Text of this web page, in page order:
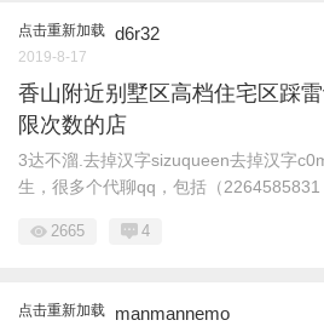
点击重新加载 d6r32
2019-8-17
香山附近别墅区高档住宅区踩
限次数的店
3达不溜.去掉汉字sizuqueen去掉汉字
生，很多个代聊qq，包括（2264585831
2665 4
点击重新加载 manmannemo